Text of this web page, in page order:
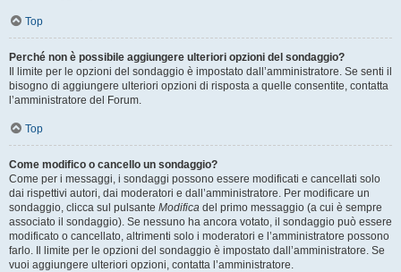
Top
Perché non è possibile aggiungere ulteriori opzioni del sondaggio?
Il limite per le opzioni del sondaggio è impostato dall’amministratore. Se senti il
bisogno di aggiungere ulteriori opzioni di risposta a quelle consentite, contatta
l’amministratore del Forum.
Top
Come modifico o cancello un sondaggio?
Come per i messaggi, i sondaggi possono essere modificati e cancellati solo
dai rispettivi autori, dai moderatori e dall’amministratore. Per modificare un
sondaggio, clicca sul pulsante Modifica del primo messaggio (a cui è sempre
associato il sondaggio). Se nessuno ha ancora votato, il sondaggio può essere
modificato o cancellato, altrimenti solo i moderatori e l’amministratore possono
farlo. Il limite per le opzioni del sondaggio è impostato dall’amministratore. Se
vuoi aggiungere ulteriori opzioni, contatta l’amministratore.